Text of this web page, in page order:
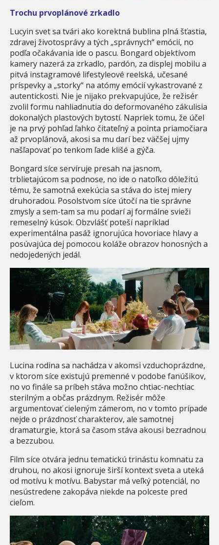
Trochu prvoplánové zrkadlo
Lucyin svet sa tvári ako korektná bublina plná šťastia,
zdravej životosprávy a tých „správnych“ emócií, no
podľa očakávania ide o pascu. Bongard objektívom
kamery nazerá za zrkadlo, pardón, za displej mobilu a
pitvá instagramové lifestyleové reelská, učesané
príspevky a „storky“ na atómy emócií vykastrované z
autentickosti. Nie je nijako prekvapujúce, že režisér
zvolil formu nahliadnutia do deformovaného zákulisia
dokonalých plastových bytostí. Napriek tomu, že účel
je na prvý pohľad ľahko čitateľný a pointa priamočiara
až prvoplánová, akosi sa mu darí bez väčšej ujmy
našľapovať po tenkom ľade klišé a gýča.
Bongard síce servíruje presah na jasnom,
trblietajúcom sa podnose, no ide o natoľko dôležitú
tému, že samotná exekúcia sa stáva do istej miery
druhoradou. Posolstvom síce útočí na tie správne
zmysly a sem-tam sa mu podarí aj formálne svieži
remeselný kúsok. Obzvlášť poteší napríklad
experimentálna pasáž ignorujúca hovoriace hlavy a
posúvajúca dej pomocou koláže obrazov honosných a
nedojedených jedál.
Lucina rodina sa nachádza v akomsi vzduchoprázdne,
v ktorom síce existujú premenné v podobe fanúšikov,
no vo finále sa príbeh stáva možno chtiac-nechtiac
sterilným a občas prázdnym. Režisér môže
argumentovať cieleným zámerom, no v tomto prípade
nejde o prázdnosť charakterov, ale samotnej
dramaturgie, ktorá sa časom stáva akousi bezradnou
a bezzubou.
Film síce otvára jednu tematickú trinástu komnatu za
druhou, no akosi ignoruje širší kontext sveta a uteká
od motívu k motívu. Babystar má veľký potenciál, no
nesústredene zakopáva niekde na polceste pred
cieľom.